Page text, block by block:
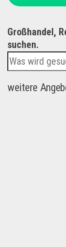
Großhandel,
suchen.
weitere